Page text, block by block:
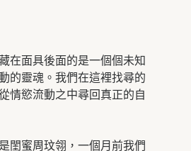
在面具後面的是一個個未知
的靈魂。我們在這裡找尋的
情慾流動之中尋回真正的自
閨蜜周玟翎，一個月前我們